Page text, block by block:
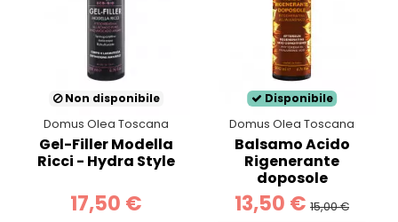
Non disponibile
Domus Olea Toscana
Gel-Filler Modella
Ricci - Hydra Style
17,50 €
Disponibile
Domus Olea Toscana
Balsamo Acido
Rigenerante
doposole
13,50 € 15,00 €